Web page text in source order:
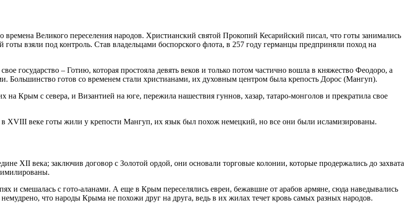
Великого переселения народов. Христианский святой Прокопий Кесарийский писал, что готы занимались
взяли под контроль. Став владельцами боспорского флота, в 257 году германцы предприняли поход на
государство – Готию, которая простояла девять веков и только потом частично вошла в княжество Феодоро, а
Большинство готов со временем стали христианами, их духовным центром была крепость Дорос (Мангуп).
Крым с севера, и Византией на юге, пережила нашествия гуннов, хазар, татаро-монголов и прекратила свое
XVIII веке готы жили у крепости Мангуп, их язык был похож немецкий, но все они были исламизированы.
ХII века; заключив договор с Золотой ордой, они основали торговые колонии, которые продержались до захвата
и смешалась с гото-аланами. А еще в Крым переселялись евреи, бежавшие от арабов армяне, сюда наведывались
что народы Крыма не похожи друг на друга, ведь в их жилах течет кровь самых разных народов.